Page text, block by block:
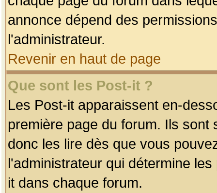
annonce dépend des
l'administrateur.
Revenir en haut de page
Que sont les Post-it ?
Les Post-it apparaissent en-
première page du forum. Ils
donc les lire dès que vous
l'administrateur qui détermine
it dans chaque forum.